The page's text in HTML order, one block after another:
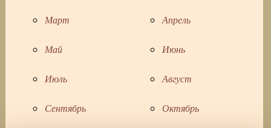
Март Апрель
Май Июнь
Июль Август
Сентябрь Октябрь